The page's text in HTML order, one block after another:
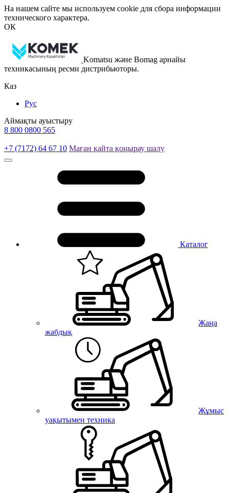
На нашем сайте мы используем cookie для сбора информации
технического характера.
ОК
Komatsu және Bomag арнайы
техникасының ресми дистрибьюторы.
Каз
Рус
Аймақты ауыстыру
8 800 0800 565
+7 (7172) 64 67 10 Маған қайта қоңырау шалу
Каталог
Жаңа
жабдық
Жұмыс
уақытымен техника